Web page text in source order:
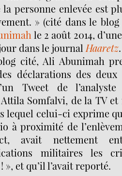
personne enlevée est
» (cité dans le
le 2 août 2014,
dans le journal Haaretz.
cité, Ali Abunimah
déclarations des
Tweet de
Somfalvi, de la TV
lequel celui-ci exprime
à proximité de
avait nettement
militaires les
», et qu’il l’avait reporté.